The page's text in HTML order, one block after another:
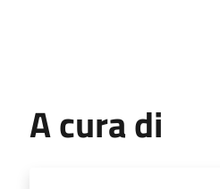
A cura di